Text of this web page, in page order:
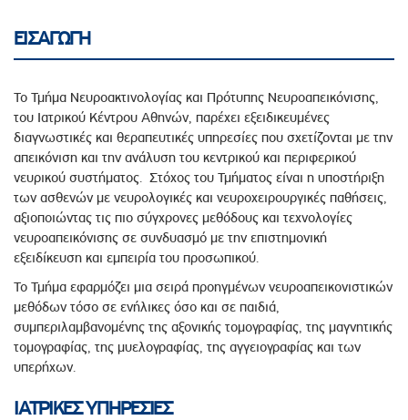
ΕΙΣΑΓΩΓΗ
Το Τμήμα Νευροακτινολογίας και Πρότυπης Νευροαπεικόνισης,
του Ιατρικού Κέντρου Αθηνών, παρέχει εξειδικευμένες
διαγνωστικές και θεραπευτικές υπηρεσίες που σχετίζονται με την
απεικόνιση και την ανάλυση του κεντρικού και περιφερικού
νευρικού συστήματος. Στόχος του Τμήματος είναι η υποστήριξη
των ασθενών με νευρολογικές και νευροχειρουργικές παθήσεις,
αξιοποιώντας τις πιο σύγχρονες μεθόδους και τεχνολογίες
νευροαπεικόνισης σε συνδυασμό με την επιστημονική
εξειδίκευση και εμπειρία του προσωπικού.
Το Τμήμα εφαρμόζει μια σειρά προηγμένων νευροαπεικονιστικών
μεθόδων τόσο σε ενήλικες όσο και σε παιδιά,
συμπεριλαμβανομένης της αξονικής τομογραφίας, της μαγνητικής
τομογραφίας, της μυελογραφίας, της αγγειογραφίας και των
υπερήχων.
ΙΑΤΡΙΚΕΣ ΥΠΗΡΕΣΙΕΣ